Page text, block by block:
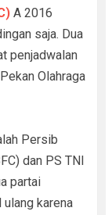
A 2016
saja. Dua
penjadwalan
Olahraga
Persib
dan PS TNI
partai
karena